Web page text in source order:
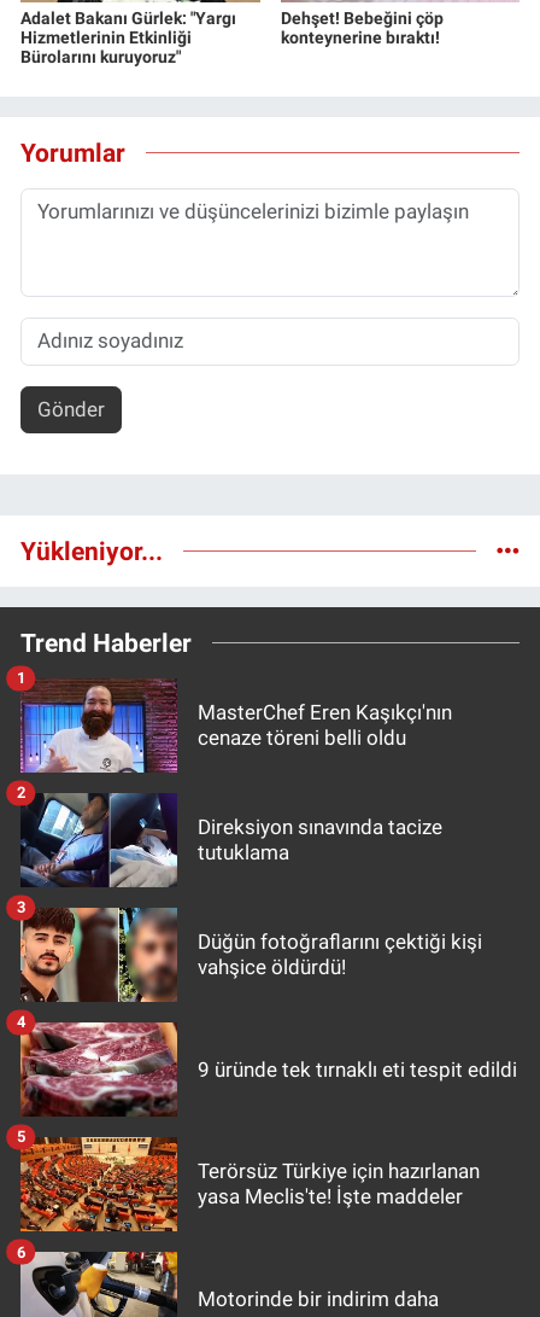
Adalet Bakanı Gürlek: "Yargı
Hizmetlerinin Etkinliği
Bürolarını kuruyoruz"
Dehşet! Bebeğini çöp
konteynerine bıraktı!
Yorumlar
Gönder
Yükleniyor...
Trend Haberler
MasterChef Eren Kaşıkçı'nın
cenaze töreni belli oldu
1
Direksiyon sınavında tacize
tutuklama
2
Düğün fotoğraflarını çektiği kişi
vahşice öldürdü!
3
9 üründe tek tırnaklı eti tespit edildi
4
Terörsüz Türkiye için hazırlanan
yasa Meclis'te! İşte maddeler
5
Motorinde bir indirim daha
6